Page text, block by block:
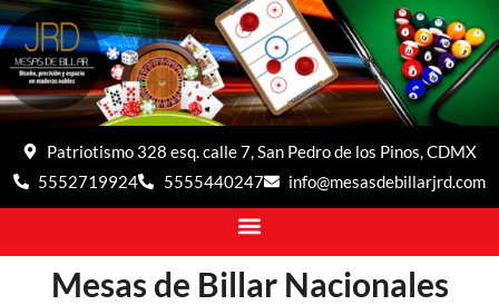
Patriotismo 328 esq. calle 7, San Pedro de los Pinos, CDMX
5552719924
5555440247 info@mesasdebillarjrd.com
Mesas de Billar Nacionales